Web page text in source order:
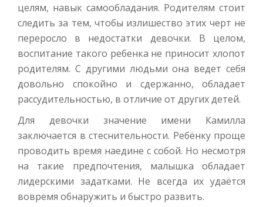
целям, навык самообладания. Родителям стоит
следить за тем, чтобы излишество этих черт не
переросло в недостатки девочки. В целом,
воспитание такого ребенка не приносит хлопот
родителям. С другими людьми она ведет себя
довольно спокойно и сдержанно, обладает
рассудительностью, в отличие от других детей.
Для девочки значение имени Камилла
заключается в стеснительности. Ребёнку проще
проводить время наедине с собой. Но несмотря
на такие предпочтения, малышка обладает
лидерскими задатками. Не всегда их удаётся
вовремя обнаружить и быстро развить.